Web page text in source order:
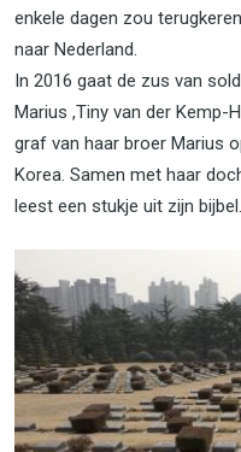
enkele dagen zou terugkeren
naar Nederland.
In 2016 gaat de zus van
Marius ,Tiny van der Kemp-
graf van haar broer Marius
Korea. Samen met haar
leest een stukje uit zijn bijbel.